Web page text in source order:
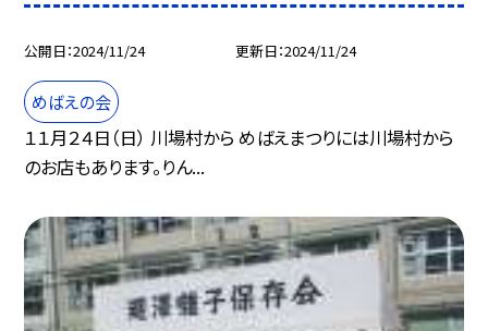
公開日 2024/11/24 更新日 2024/11/24
めばえの会
１１月２４日（日） 川場村から めばえまつりには川場村から
のお店もあります。りん...